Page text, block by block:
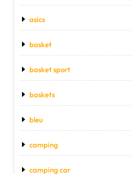
asics
basket
basket sport
baskets
bleu
camping
camping car